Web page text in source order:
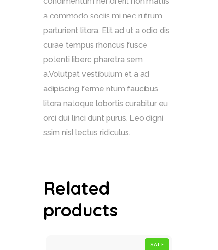
a commodo sociis mi nec rutrum
parturient litora. Elit ad ut a odio dis
curae tempus rhoncus fusce
potenti libero pharetra sem
a.Volutpat vestibulum et a ad
adipiscing ferme ntum faucibus
litora natoque lobortis curabitur eu
orci dui tinci dunt purus. Leo digni
ssim nisl lectus ridiculus.
Related
products
SALE